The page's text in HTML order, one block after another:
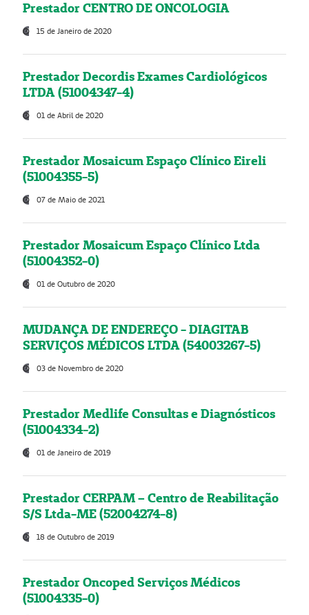
Prestador CENTRO DE ONCOLOGIA
15 de Janeiro de 2020
Prestador Decordis Exames Cardiológicos
LTDA (51004347-4)
01 de Abril de 2020
Prestador Mosaicum Espaço Clínico Eireli
(51004355-5)
07 de Maio de 2021
Prestador Mosaicum Espaço Clínico Ltda
(51004352-0)
01 de Outubro de 2020
MUDANÇA DE ENDEREÇO - DIAGITAB
SERVIÇOS MÉDICOS LTDA (54003267-5)
03 de Novembro de 2020
Prestador Medlife Consultas e Diagnósticos
(51004334-2)
01 de Janeiro de 2019
Prestador CERPAM – Centro de Reabilitação
S/S Ltda-ME (52004274-8)
18 de Outubro de 2019
Prestador Oncoped Serviços Médicos
(51004335-0)